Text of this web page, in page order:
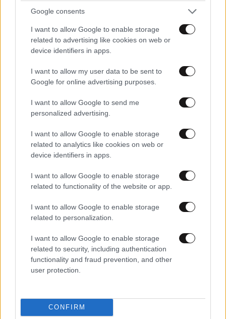
Google consents
I want to allow Google to enable storage
related to advertising like cookies on web or
device identifiers in apps.
I want to allow my user data to be sent to
Google for online advertising purposes.
I want to allow Google to send me
personalized advertising.
I want to allow Google to enable storage
related to analytics like cookies on web or
device identifiers in apps.
I want to allow Google to enable storage
related to functionality of the website or app.
I want to allow Google to enable storage
related to personalization.
I want to allow Google to enable storage
related to security, including authentication
functionality and fraud prevention, and other
user protection.
CONFIRM
ΑΘΛΗΤΙΚΑ07·08·2026 21:30